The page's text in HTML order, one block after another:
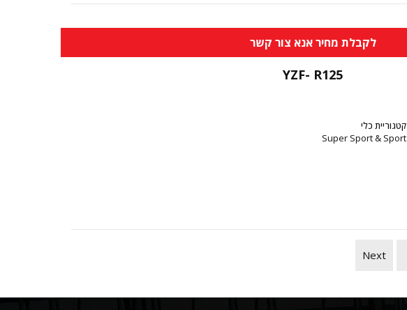
לקבלת מחיר אנא צור קשר
YZF- R125
קטגוריית כלי
Super Sport & Sport
Next